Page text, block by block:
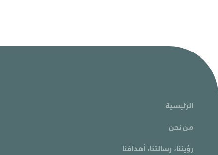
الرئيسية
من نحن
رؤيتنا، رسالتنا، أهدافنا